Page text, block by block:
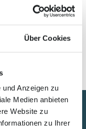
Über Cookies
Anzeigen zu
Medien anbieten
Website zu
zu Ihrer
Onkel sind die
Überraschung.Hier
Magazine bestellen.